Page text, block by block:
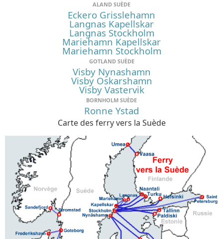
ALAND SUÈDE
Eckero Grisslehamn
Langnas Kapellskar
Langnas Stockholm
Mariehamn Kapellskar
Mariehamn Stockholm
GOTLAND SUÈDE
Visby Nynashamn
Visby Oskarshamn
Visby Vastervik
BORNHOLM SUÈDE
Ronne Ystad
Carte des ferry vers la Suède